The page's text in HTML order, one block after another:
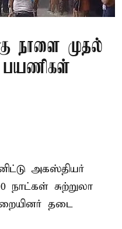
நாளை முதல்
பயணிகள்
அகஸ்தியர்
நாட்கள் சுற்றுலா
தடை